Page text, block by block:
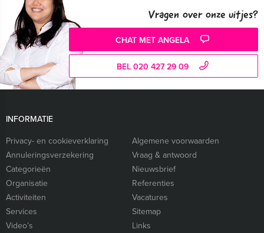
Vragen over onze uitjes?
CHAT MET ANGELA
BEL 020 427 29 09
INFORMATIE
Privacy- en cookieverklaring
Algemene voorwaarden
Annuleringsverzekering
Vraag & antwoord
Categorieën
Nieuwsbrief
Organisatie
Referenties
Activiteiten
Vacatures
Services
Sitemap
Video’s
Links